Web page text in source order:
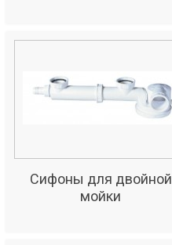
Сифоны для двойной
мойки